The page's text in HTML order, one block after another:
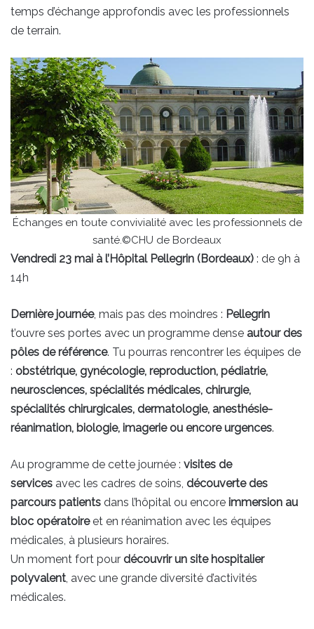
temps d’échange approfondis avec les professionnels
de terrain.
Échanges en toute convivialité avec les professionnels de
santé.©CHU de Bordeaux
Vendredi 23 mai à l’Hôpital Pellegrin (Bordeaux) : de 9h à
14h
Dernière journée, mais pas des moindres : Pellegrin
t’ouvre ses portes avec un programme dense autour des
pôles de référence. Tu pourras rencontrer les équipes de
: obstétrique, gynécologie, reproduction, pédiatrie,
neurosciences, spécialités médicales, chirurgie,
spécialités chirurgicales, dermatologie, anesthésie-
réanimation, biologie, imagerie ou encore urgences.
Au programme de cette journée : visites de
services avec les cadres de soins, découverte des
parcours patients dans l’hôpital ou encore immersion au
bloc opératoireet en réanimation avec les équipes
médicales, à plusieurs horaires.
Un moment fort pour découvrir un site hospitalier
polyvalent, avec une grande diversité d’activités
médicales.